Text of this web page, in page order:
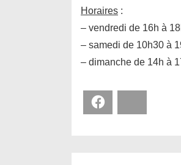
Horaires :
– vendredi de 16h à
– samedi de 10h30 à
– dimanche de 14h à